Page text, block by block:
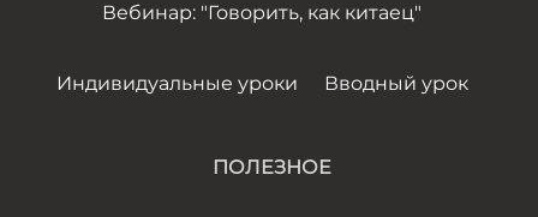
Вебинар: "Говорить, как китаец"
Индивидуальные уроки Вводный урок
ПОЛЕЗНОЕ